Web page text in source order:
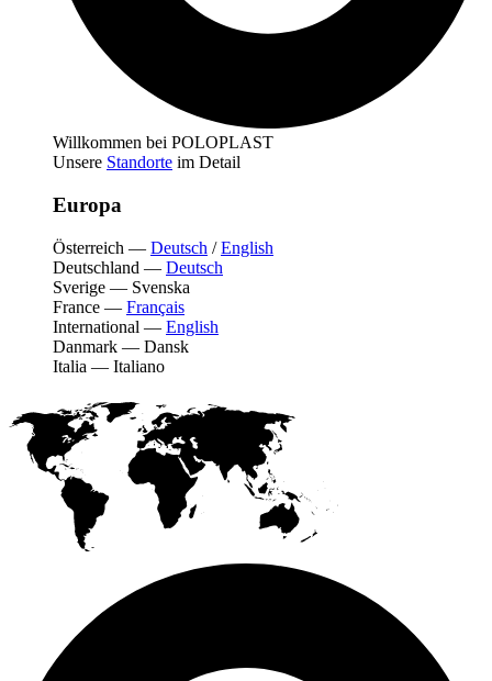
Willkommen bei POLOPLAST
Unsere Standorte im Detail
Europa
Österreich — Deutsch /English
Deutschland — Deutsch
Sverige — Svenska
France — Français
International — English
Danmark — Dansk
Italia — Italiano